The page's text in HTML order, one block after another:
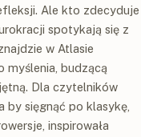
Ale kto zdecyduje
spotykają się z
w Atlasie
myślenia, budzącą
Dla czytelników
sięgnąć po klasykę,
inspirowała